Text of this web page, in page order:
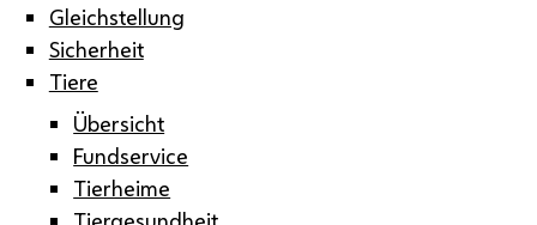
Gleichstellung
Sicherheit
Tiere
Übersicht
Fundservice
Tierheime